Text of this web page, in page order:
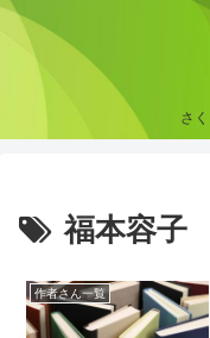
さ
福本容子
作者さん一覧